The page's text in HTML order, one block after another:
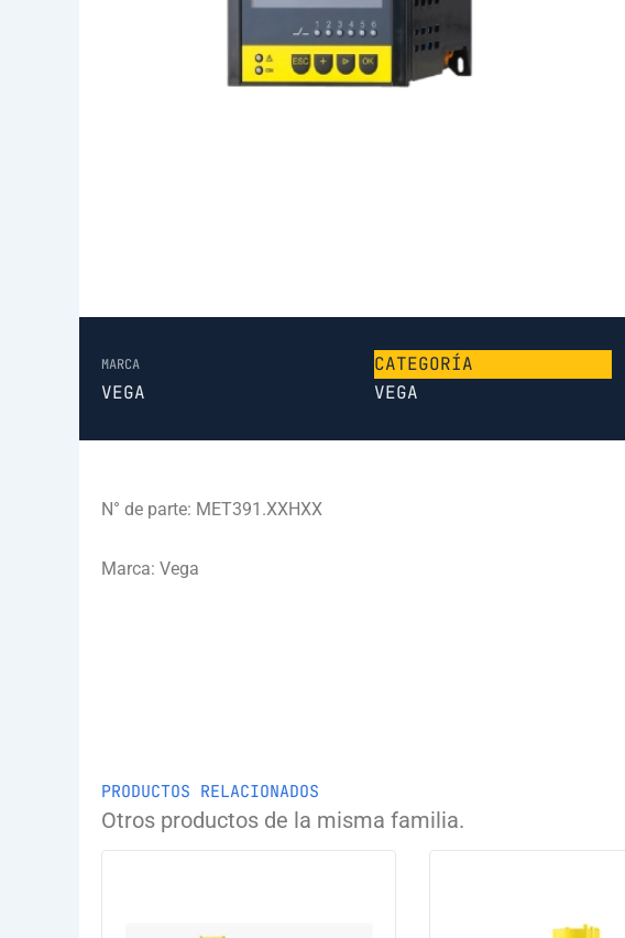
MARCA
VEGA
CATEGORÍA
VEGA
N° de parte: MET391.XXHXX
Marca: Vega
PRODUCTOS RELACIONADOS
Otros productos de la misma familia.